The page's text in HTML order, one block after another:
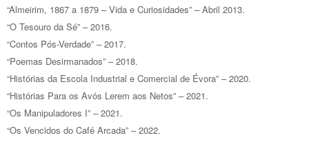
“Almeirim, 1867 a 1879 – Vida e Curiosidades” – Abril 2013.
“O Tesouro da Sé” – 2016.
“Contos Pós-Verdade” – 2017.
“Poemas Desirmanados” – 2018.
“Histórias da Escola Industrial e Comercial de Évora” – 2020.
“Histórias Para os Avós Lerem aos Netos” – 2021.
“Os Manipuladores I” – 2021.
“Os Vencidos do Café Arcada” – 2022.